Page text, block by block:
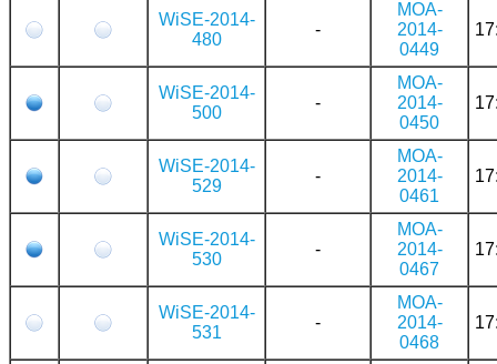
WiSE-2014-
480
-
MOA-
2014-
0449
WiSE-2014-
500
-
MOA-
2014-
0450
WiSE-2014-
529
-
MOA-
2014-
0461
WiSE-2014-
530
-
MOA-
2014-
0467
WiSE-2014-
531
-
MOA-
2014-
0468